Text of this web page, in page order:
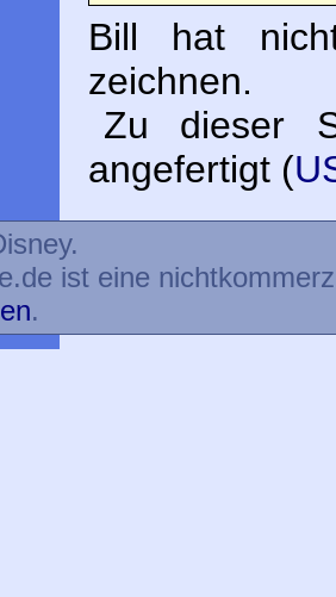
Bill hat
zeichnen.
Zu dieser
angefertigt (
ist eine
.